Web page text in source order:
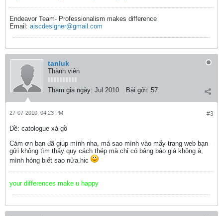
Endeavor Team- Professionalism makes difference
Email: aiscdesigner@gmail.com
tanluk
Thành viên
Tham gia ngày: Jul 2010 Bài gởi: 57
#3
27-07-2010, 04:23 PM
Ðề: catologue xà gồ
Cám ơn bạn đã giúp mình nha, mà sao mình vào mấy trang web bạn
gửi không tìm thấy quy cách thép mà chỉ có bảng báo giá không à,
mình hỏng biết sao nửa.hic
your differences make u happy